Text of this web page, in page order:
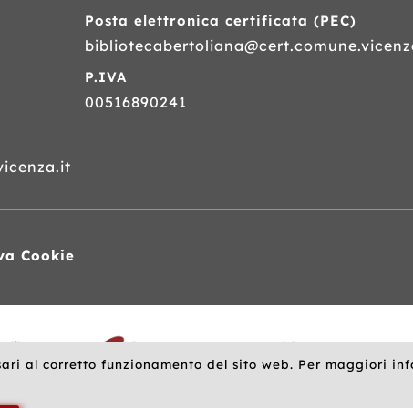
al corretto funzionamento del sito web. Per maggiori
Posta elettronica certificata (PEC)
P.IVA
00516890241
Cookie